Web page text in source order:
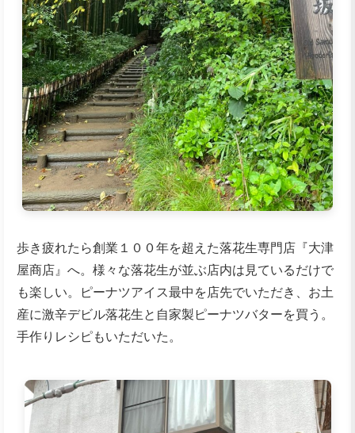
歩き疲れたら創業１００年を超えた落花生専門店『大津
屋商店』へ。様々な落花生が並ぶ店内は見ているだけで
も楽しい。ピーナツアイス最中を店先でいただき、お土
産に激辛デビル落花生と自家製ピーナツバターを買う。
手作りレシピもいただいた。